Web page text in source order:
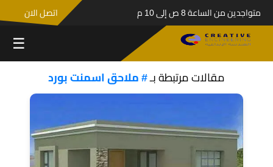
متواجدين من الساعة 8 ص إلى 10 م اتصل الان
☰
مقالات مرتبطة بـ# ملاحق اسمنت بورد